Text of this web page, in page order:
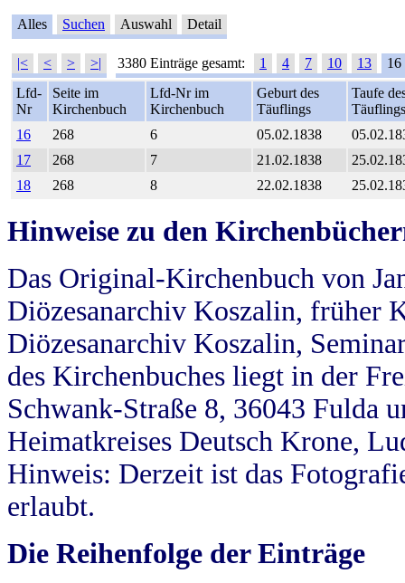
Alles Suchen Auswahl Detail
|< < > >| 3380 Einträge gesamt: 1 4 7 10 13
16
Lfd-
Nr
Seite im
Kirchenbuch
Lfd-Nr im
Kirchenbuch
Geburt des
Täuflings
Taufe
Täuflings
16
268 6 05.02.1838
17
268 7 21.02.1838
18
268 8 22.02.1838
Hinweise zu den
Das Original-Kirchenbuch von
Diözesanarchiv Koszalin, früher
Diözesanarchiv Koszalin,
des Kirchenbuches liegt in der
Schwank-Straße 8, 36043 Fulda
Heimatkreises Deutsch Krone,
Hinweis: Derzeit ist das
erlaubt.
Die Reihenfolge der Einträge